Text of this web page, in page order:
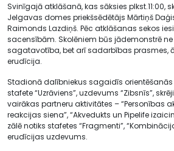
Svinīgajā atklāšanā, kas sāksies plkst.11:00,
Jelgavas domes priekšsēdētājs Mārtiņš
Raimonds Lazdiņš. Pēc atklāšanas sekos
sacensībām. Skolēniem būs jādemonstrē ne
sagatavotība, bet arī sadarbības prasmes,
erudīcija.
Stadionā dalībniekus sagaidīs orientēšanās
stafete “Uzrāviens”, uzdevums “Zibsnīs”,
vairākas partneru aktivitātes – “Personības
reakcijas siena”, “Akvedukts un Pipelife
zālē notiks stafetes “Fragmenti”,
erudīcijas uzdevums.